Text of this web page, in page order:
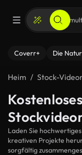
Coverr+ Die Natur
Heim Stock-
Laden Sie
kreativen Projekte
sorgfältig